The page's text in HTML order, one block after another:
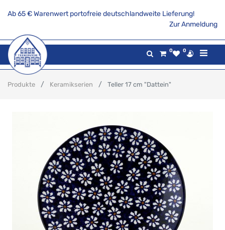
Ab 65 € Warenwert portofreie deutschlandweite Lieferung!
Zur Anmeldung
0 0
Produkte Keramikserien Teller 17 cm "Dattein"